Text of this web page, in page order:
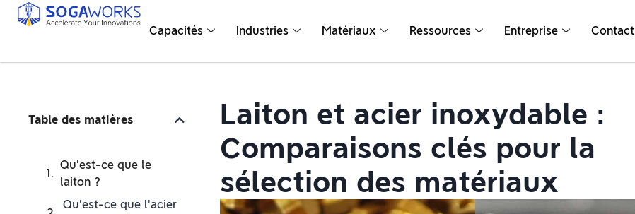
Capacités Industries Matériaux Ressources Entreprise Contact
Table des matières
Qu'est-ce que le
laiton ?
Qu'est-ce que l'acier
Laiton et acier inoxydable :
Comparaisons clés pour la
sélection des matériaux